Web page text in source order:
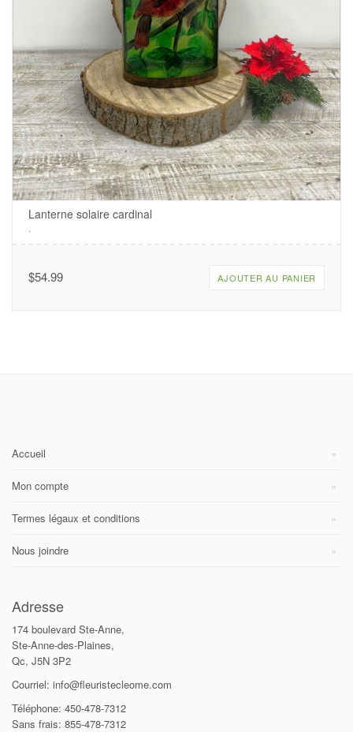
Lanterne solaire cardinal
$54.99 AJOUTER AU PANIER
Accueil
Mon compte
Termes légaux et conditions
Nous joindre
Adresse
174 boulevard Ste-Anne,
Ste-Anne-des-Plaines,
Qc, J5N 3P2
Courriel: info@fleuristecleome.com
Téléphone: 450-478-7312
Sans frais: 855-478-7312